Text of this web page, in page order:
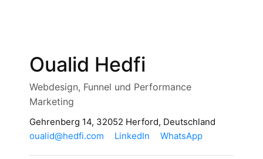
Oualid Hedfi
Webdesign, Funnel und Performance
Marketing
Gehrenberg 14, 32052 Herford, Deutschland
oualid@hedfi.com
LinkedIn WhatsApp